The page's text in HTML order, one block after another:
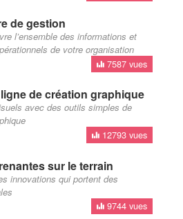
de gestion
l’ensemble des informations et
de votre organisation
7587 vues
de création graphique
avec des outils simples de
12793 vues
sur le terrain
innovations qui portent des
9744 vues